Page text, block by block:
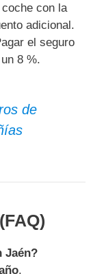
con la
adicional.
el seguro
8 %.
de
Jaén?
.